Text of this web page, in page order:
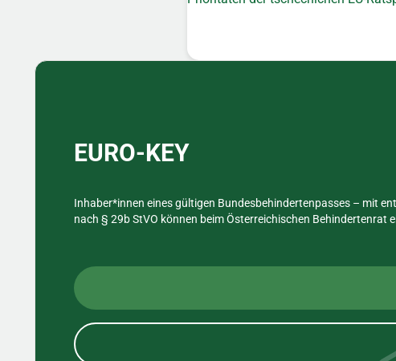
Sidebar
EURO-KEY
Inhaber*innen eines gültigen Bundesbehindertenpasses – mit
nach § 29b StVO können beim Österreichischen Behindertenrat